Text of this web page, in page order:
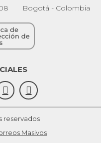
308 Bogotá - Colombia
reservados
Masivos